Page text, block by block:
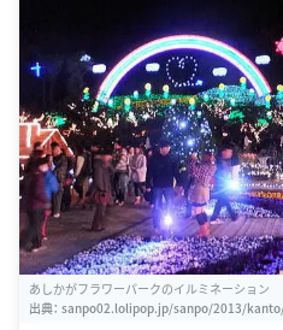
あしかがフラワーパークのイルミネーション
出典： sanpo02.lolipop.jp/sanpo/2013/